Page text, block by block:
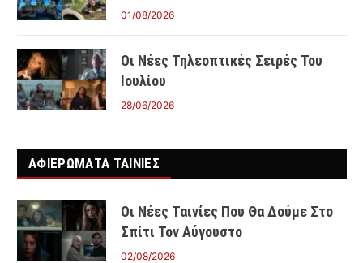
01/08/2026
Οι Νέες Τηλεοπτικές Σειρές Του
Ιουλίου
28/06/2026
ΑΦΙΕΡΩΜΑΤΑ ΤΑΙΝΊΕΣ
Οι Νέες Ταινίες Που Θα Δούμε Στο
Σπίτι Τον Αύγουστο
02/08/2026